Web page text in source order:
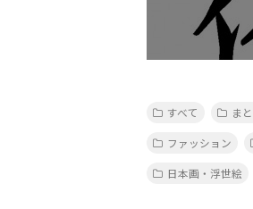
すべて ま
ファッション
日本画・浮世絵